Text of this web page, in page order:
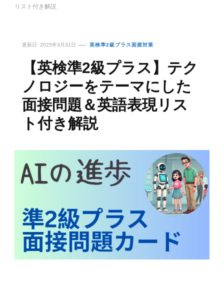
リスト付き解説
更新日: 2025年3月31日 英検準2級プラス面接対策
【英検準2級プラス】テク
ノロジーをテーマにした
面接問題＆英語表現リス
ト付き解説